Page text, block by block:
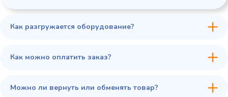
45 900 ₽
Как разгружается оборудование?
Как можно оплатить заказ?
Можно ли вернуть или обменять товар?